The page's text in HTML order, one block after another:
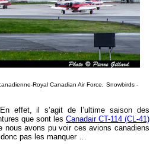
Royal Canadian Air Force, Snowbirds -
effet, il s’agit de l’ultime saison des
que sont les Canadair CT-114 (CL-41)
nous avons pu voir ces avions canadiens
donc pas les manquer …